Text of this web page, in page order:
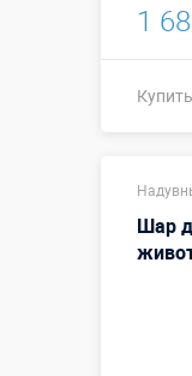
1
Шар